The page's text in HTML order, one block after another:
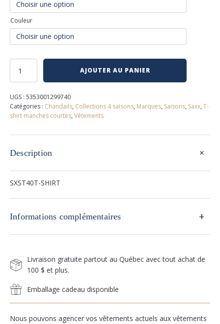
Couleur
quantité
shirt
snooze
saxx
AJOUTER AU PANIER
UGS : 5353001299740
Catégories : Chandails, Collections 4 saisons, Marques, Saisons, Saxx, T-
shirt manches courtes, Vêtements
Description +
SXST40T-SHIRT
Informations complémentaires +
Livraison gratuite partout au Québec avec tout achat de
100 $ et plus.
Emballage cadeau disponible
Nous pouvons agencer vos vêtements actuels aux vêtements